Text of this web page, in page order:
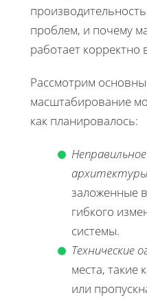
проблем, и почему
работает корректно
Рассмотрим
масштабирование
как планировалось:
архитектуры
заложенные
гибкого
системы.
Технические
места, такие
или